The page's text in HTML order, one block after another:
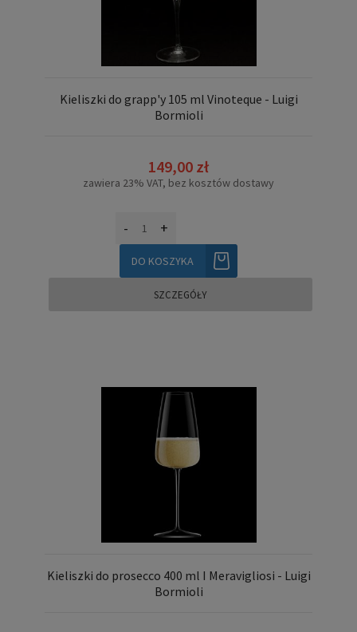
Kieliszki do grapp'y 105 ml Vinoteque - Luigi
Bormioli
149,00 zł
zawiera 23% VAT, bez kosztów dostawy
- +
DO KOSZYKA
SZCZEGÓŁY
Kieliszki do prosecco 400 ml I Meravigliosi - Luigi
Bormioli